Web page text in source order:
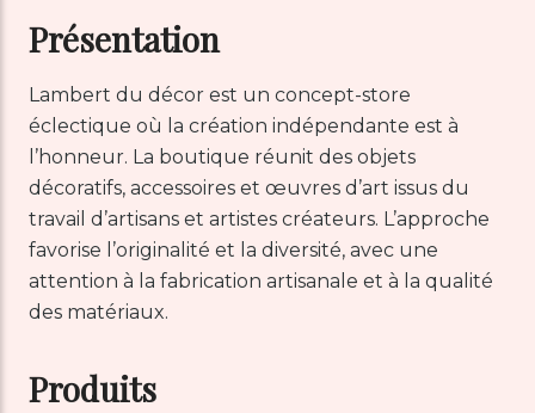
Présentation
Lambert du décor est un concept-store
éclectique où la création indépendante est à
l’honneur. La boutique réunit des objets
décoratifs, accessoires et œuvres d’art issus du
travail d’artisans et artistes créateurs. L’approche
favorise l’originalité et la diversité, avec une
attention à la fabrication artisanale et à la qualité
des matériaux.
Produits